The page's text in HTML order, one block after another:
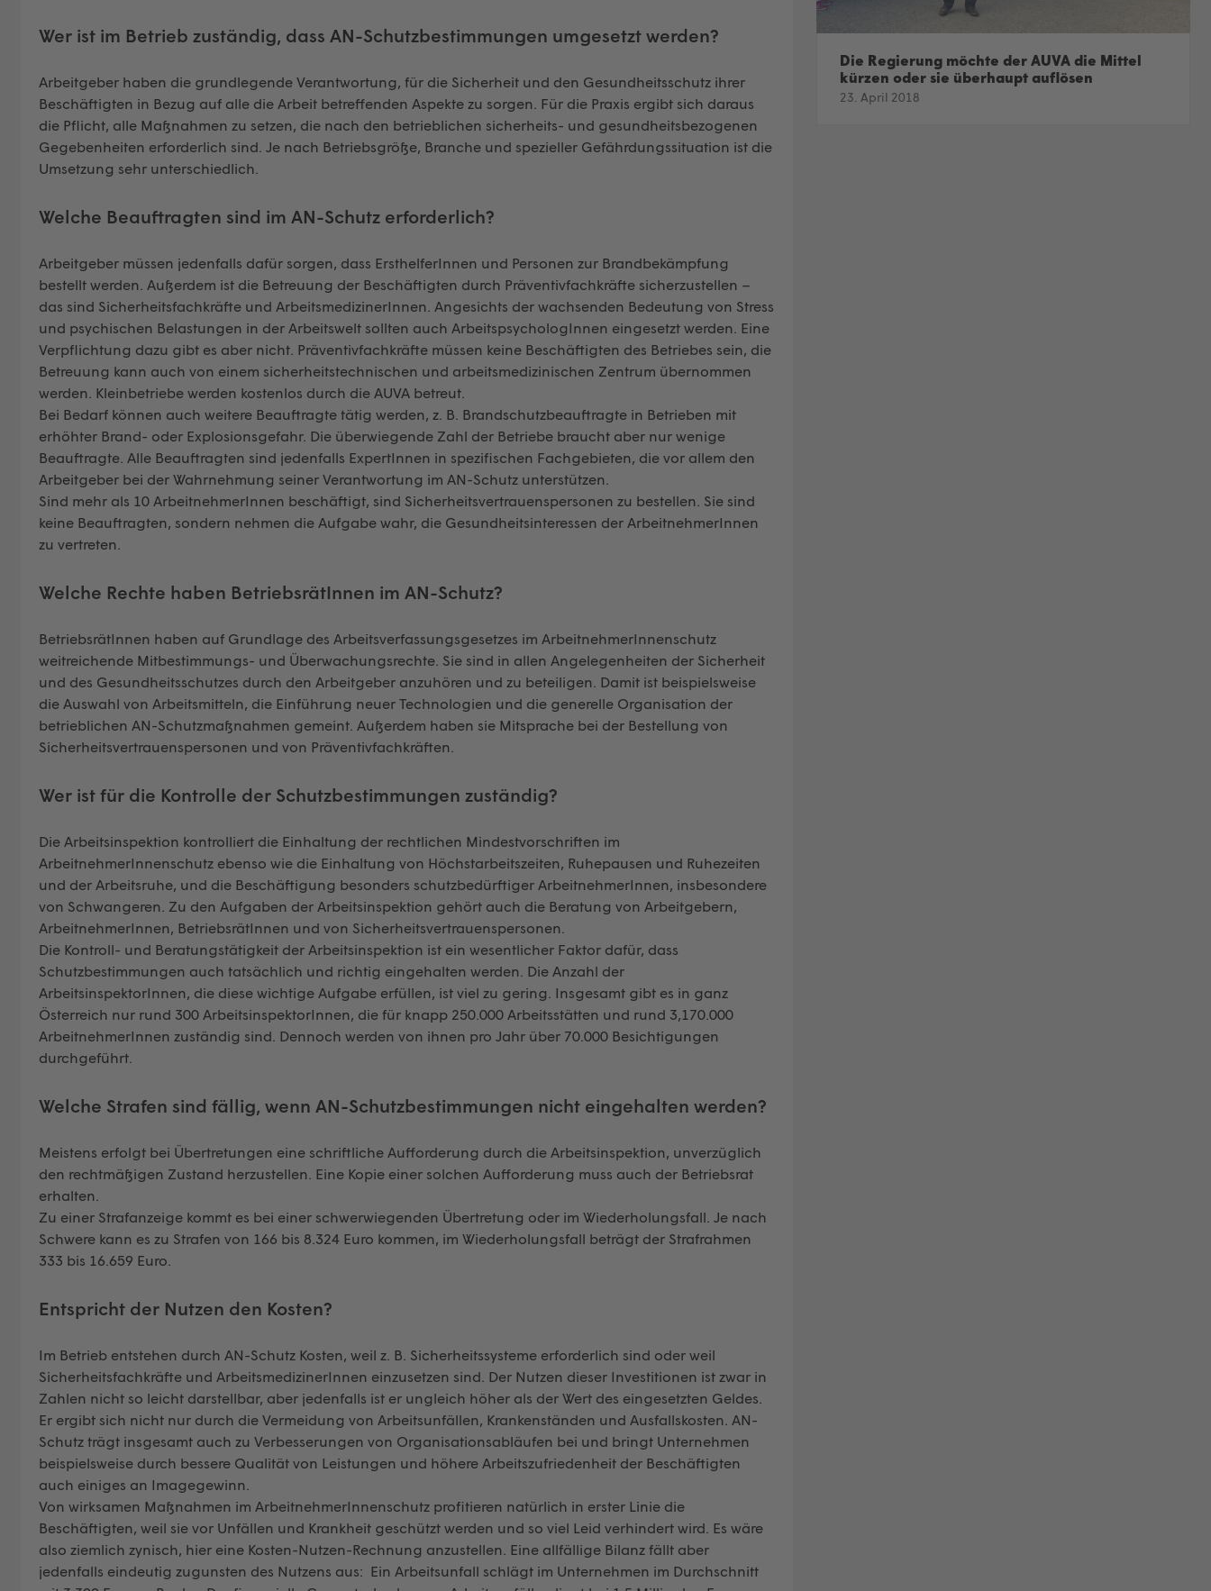
Wer ist im Betrieb zuständig, dass AN-Schutzbestimmungen umgesetzt werden?
Arbeitgeber haben die grundlegende Verantwortung, für die Sicherheit und den Gesundheitsschutz ihrer
Beschäftigten in Bezug auf alle die Arbeit betreffenden Aspekte zu sorgen. Für die Praxis ergibt sich daraus
die Pflicht, alle Maßnahmen zu setzen, die nach den betrieblichen sicherheits- und gesundheitsbezogenen
Gegebenheiten erforderlich sind. Je nach Betriebsgröße, Branche und spezieller Gefährdungssituation ist die
Umsetzung sehr unterschiedlich.
Welche Beauftragten sind im AN-Schutz erforderlich?
Arbeitgeber müssen jedenfalls dafür sorgen, dass ErsthelferInnen und Personen zur Brandbekämpfung
bestellt werden. Außerdem ist die Betreuung der Beschäftigten durch Präven­tivfachkräfte sicherzustellen –
das sind Sicherheitsfachkräfte und ArbeitsmedizinerInnen. Angesichts der wachsenden Bedeutung von Stress
und psychischen Belastungen in der Arbeitswelt sollten auch ArbeitspsychologInnen eingesetzt werden. Eine
Verpflichtung dazu gibt es aber nicht. Präventivfachkräfte müssen keine Beschäftigten des Betriebes sein, die
Betreuung kann auch von einem sicherheitstechnischen und arbeitsmedizinischen Zentrum übernommen
werden. Kleinbetriebe werden kostenlos durch die AUVA betreut.
Bei Bedarf können auch weitere Beauftragte tätig werden, z. B. Brandschutzbeauftragte in Betrieben mit
erhöhter Brand- oder Explosionsgefahr. Die überwiegende Zahl der Betriebe braucht aber nur wenige
Beauftragte. Alle Beauftragten sind jedenfalls ExpertInnen in spezifischen Fachgebieten, die vor allem den
Arbeitgeber bei der Wahrnehmung seiner Verantwortung im AN-Schutz unterstützen.
Sind mehr als 10 ArbeitnehmerInnen beschäftigt, sind Sicherheitsvertrauenspersonen zu bestellen. Sie sind
keine Beauftragten, sondern nehmen die Aufgabe wahr, die Gesundheitsinteressen der ArbeitnehmerInnen
zu vertreten.
Welche Rechte haben BetriebsrätInnen im AN-Schutz?
BetriebsrätInnen haben auf Grundlage des Arbeitsverfassungsgesetzes im ArbeitnehmerInnenschutz
weitreichende Mitbestimmungs- und Überwachungsrechte. Sie sind in allen Angelegenheiten der Sicherheit
und des Gesundheitsschutzes durch den Arbeitgeber anzuhören und zu beteiligen. Damit ist beispielsweise
die Auswahl von Arbeitsmitteln, die Einführung neuer Technologien und die generelle Organisation der
betrieblichen AN-Schutzmaßnahmen gemeint. Außerdem haben sie Mitsprache bei der Bestellung von
Sicherheitsvertrauenspersonen und von Präventivfachkräften.
Wer ist für die Kontrolle der Schutzbestimmungen zuständig?
Die Arbeitsinspektion kontrolliert die Einhaltung der rechtlichen Mindestvorschriften im
ArbeitnehmerInnenschutz ebenso wie die Einhaltung von Höchstarbeitszeiten, Ruhepausen und Ruhezeiten
und der Arbeitsruhe, und die Beschäftigung besonders schutzbedürftiger ArbeitnehmerInnen, insbesondere
von Schwangeren. Zu den Aufgaben der Arbeitsinspektion gehört auch die Beratung von Arbeitgebern,
ArbeitnehmerInnen, BetriebsrätInnen und von Sicherheitsvertrauenspersonen.
Die Kontroll- und Beratungstätigkeit der Arbeitsinspektion ist ein wesentlicher Faktor dafür, dass
Schutzbestimmungen auch tatsächlich und richtig eingehalten werden. Die Anzahl der
ArbeitsinspektorInnen, die diese wichtige Aufgabe erfüllen, ist viel zu gering. Insgesamt gibt es in ganz
Österreich nur rund 300 ArbeitsinspektorInnen, die für knapp 250.000 Arbeitsstätten und rund 3,170.000
ArbeitnehmerInnen zuständig sind. Dennoch werden von ihnen pro Jahr über 70.000 Besichtigungen
durchgeführt.
Welche Strafen sind fällig, wenn AN-Schutzbestimmungen nicht eingehalten werden?
Meistens erfolgt bei Übertretungen eine schriftliche Aufforderung durch die Arbeitsinspektion, unverzüglich
den rechtmäßigen Zustand herzustellen. Eine Kopie einer solchen Aufforderung muss auch der Betriebsrat
erhalten.
Zu einer Strafanzeige kommt es bei einer schwerwiegenden Übertretung oder im Wiederholungsfall. Je nach
Schwere kann es zu Strafen von 166 bis 8.324 Euro kommen, im Wiederholungsfall beträgt der Strafrahmen
333 bis 16.659 Euro.
Entspricht der Nutzen den Kosten?
Im Betrieb entstehen durch AN-Schutz Kosten, weil z. B. Sicherheitssysteme erforderlich sind oder weil
Sicherheitsfachkräfte und ArbeitsmedizinerInnen einzusetzen sind. Der Nutzen dieser Investitionen ist zwar in
Zahlen nicht so leicht darstellbar, aber jedenfalls ist er ungleich höher als der Wert des eingesetzten Geldes.
Er ergibt sich nicht nur durch die Vermeidung von Arbeitsunfällen, Krankenständen und Ausfallskosten. AN-
Schutz trägt insgesamt auch zu Verbesserungen von Organisationsabläufen bei und bringt Unternehmen
beispielsweise durch bessere Qualität von Leistungen und höhere Arbeitszufriedenheit der Beschäftigten
auch einiges an Imagegewinn.
Von wirksamen Maßnahmen im ArbeitnehmerInnenschutz profitieren natürlich in erster Linie die
Beschäftigten, weil sie vor Unfällen und Krankheit geschützt werden und so viel Leid verhindert wird. Es wäre
also ziemlich zynisch, hier eine Kosten-Nutzen-Rechnung anzustellen. Eine allfällige Bilanz fällt aber
jedenfalls eindeutig zugunsten des Nutzens aus: Ein Arbeitsunfall schlägt im Unternehmen im Durchschnitt
Die Regierung möchte der AUVA die Mittel
kürzen oder sie überhaupt auflösen
23. April 2018